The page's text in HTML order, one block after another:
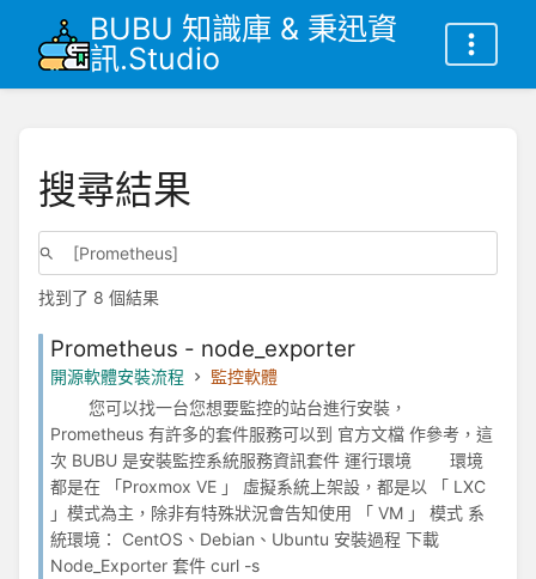
BUBU 知識庫 & 秉迅資
訊.Studio
搜尋結果
找到了 8 個結果
Prometheus - node_exporter
開源軟體安裝流程
監控軟體
您可以找一台您想要監控的站台進行安裝，
Prometheus 有許多的套件服務可以到 官方文檔 作參考，這
次 BUBU 是安裝監控系統服務資訊套件 運行環境 環境
都是在 「Proxmox VE 」 虛擬系統上架設，都是以 「 LXC
」模式為主，除非有特殊狀況會告知使用 「 VM 」 模式 系
統環境： CentOS、Debian、Ubuntu 安裝過程 下載
Node_Exporter 套件 curl -s